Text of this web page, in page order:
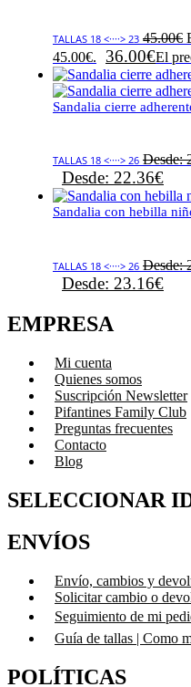
TALLAS 18 <····> 23 45.00€
45.00€.
36.00€El
Sandalia cierre
TALLAS 18 <····> 26 Desde:
Desde: 22.36€
Sandalia con hebilla
TALLAS 18 <····> 26 Desde:
Desde: 23.16€
EMPRESA
Mi cuenta
Quienes somos
Suscripción Newsletter
Pifantines Family Club
Preguntas frecuentes
Contacto
Blog
SELECCIONAR
ENVÍOS
Envío, cambios y
Solicitar cambio o
Seguimiento de mi
Guía de tallas | Como
POLÍTICAS